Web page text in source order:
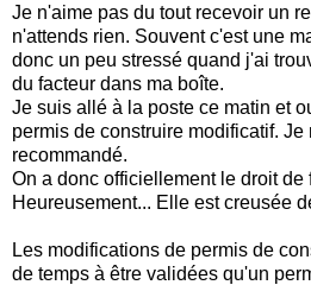
Je n'aime pas du tout recevoir un
n'attends rien. Souvent c'est une
donc un peu stressé quand j'ai
du facteur dans ma boîte.
Je suis allé à la poste ce matin et
permis de construire modificatif.
recommandé.
On a donc officiellement le droit de
Heureusement... Elle est creusée
Les modifications de permis de
de temps à être validées qu'un